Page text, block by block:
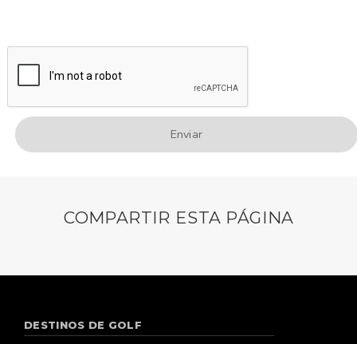
COMPARTIR ESTA PÁGINA
DESTINOS DE GOLF